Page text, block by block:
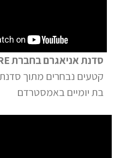
סדנת אניאגרם בחברת FLARE
קטעים נבחרים מתוך
בת יומיים באמסטרדם